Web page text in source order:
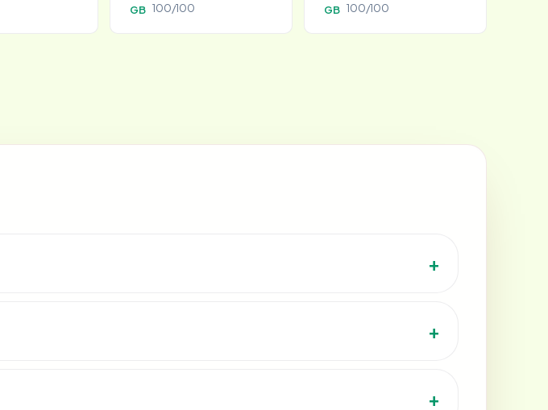
GB 100/100 GB 100/100